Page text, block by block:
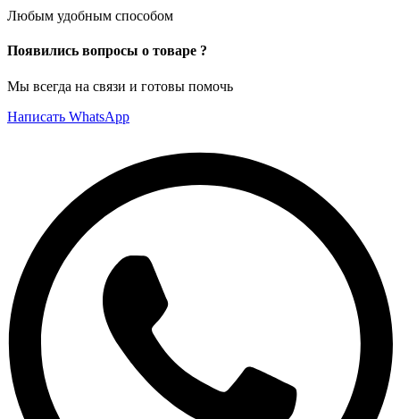
Любым удобным способом
Появились вопросы о товаре ?
Мы всегда на связи и готовы помочь
Написать WhatsApp